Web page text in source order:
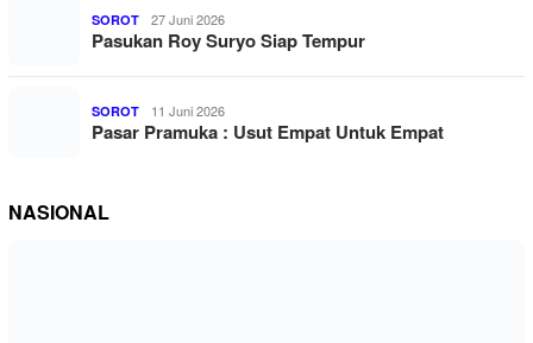
SOROT 27 Juni 2026
Pasukan Roy Suryo Siap Tempur
SOROT 11 Juni 2026
Pasar Pramuka : Usut Empat Untuk Empat
NASIONAL